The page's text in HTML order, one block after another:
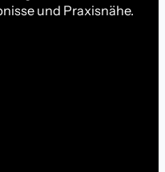
und Praxisnähe.